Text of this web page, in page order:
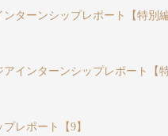
ターンシップレポート【特別
インターンシップレポート【特
レポート【9】